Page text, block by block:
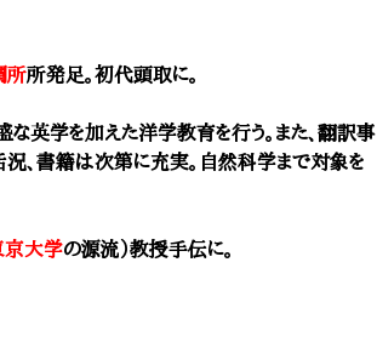
所所発足。初代頭取に。
英学を加えた洋学教育を行う。また、翻訳事
、書籍は次第に充実。自然科学まで対象を
京大学の源流）教授手伝に。